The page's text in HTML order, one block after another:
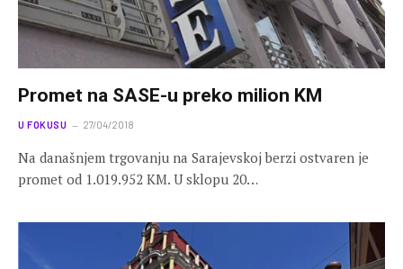
Promet na SASE-u preko milion KM
U FOKUSU 27/04/2018
Na današnjem trgovanju na Sarajevskoj berzi ostvaren je
promet od 1.019.952 KM. U sklopu 20…